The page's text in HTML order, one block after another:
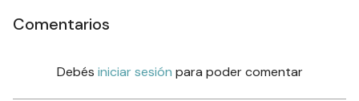
Comentarios
Debés iniciar sesión para poder comentar